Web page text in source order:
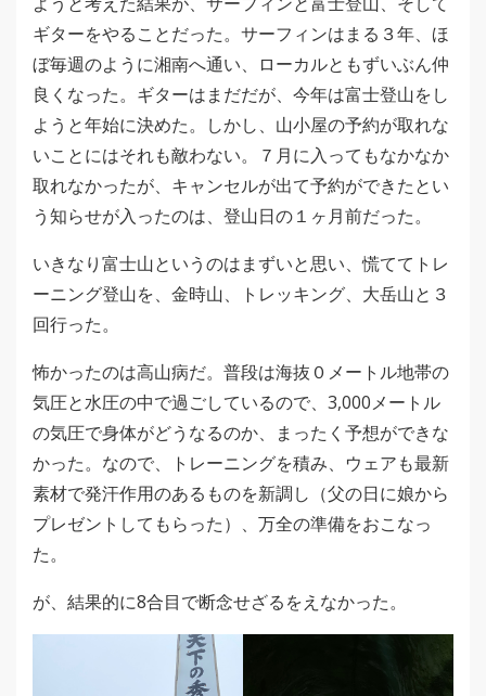
ギターをやることだった。サーフィンはまる３年、ほ
ぼ毎週のように湘南へ通い、ローカルともずいぶん仲
良くなった。ギターはまだだが、今年は富士登山をし
ようと年始に決めた。しかし、山小屋の予約が取れな
いことにはそれも敵わない。７月に入ってもなかなか
取れなかったが、キャンセルが出て予約ができたとい
う知らせが入ったのは、登山日の１ヶ月前だった。
いきなり富士山というのはまずいと思い、慌ててトレ
ーニング登山を、金時山、トレッキング、大岳山と３
回行った。
怖かったのは高山病だ。普段は海抜０メートル地帯の
気圧と水圧の中で過ごしているので、3,000メートル
の気圧で身体がどうなるのか、まったく予想ができな
かった。なので、トレーニングを積み、ウェアも最新
素材で発汗作用のあるものを新調し（父の日に娘から
プレゼントしてもらった）、万全の準備をおこなっ
た。
が、結果的に8合目で断念せざるをえなかった。